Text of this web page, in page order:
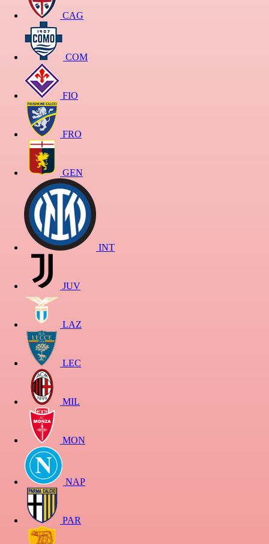
CAG
COM
FIO
FRO
GEN
INT
JUV
LAZ
LEC
MIL
MON
NAP
PAR